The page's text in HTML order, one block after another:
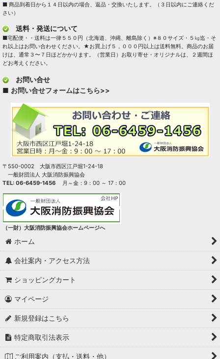
■ 商品到着日から１４日以内の場合、返品・交換いたします。（３日以内にご連絡くだ
さい）
送料・発送について
■宅配便・・送料は一律５５０円（北海道、沖縄、離島除く）※８０サイズ・５㎏迄・そ
れ以上はお問い合わせください。★お買上げ５，０００円以上は送料無料。商品のお届
けは、通常３〜７日ほどかかります。（営業日）お取り寄せ・オリジナルは、２週間ほ
どお考えください。
お問い合せ
■ お問い合せフォームはこちら>>
〒550-0002 大阪市西区江戸堀1-24-18
一般財団法人 大阪消防振興協会
TEL: 06-6459-1456 月～金：9：00 ～ 17：00
（一財）大阪消防振興協会ホームページへ
ホーム
会社案内・アクセス方法
ショッピングカート
マイページ
新規登録はこちら
特定商取引法表示
ご利用案内（支払・送料・他）